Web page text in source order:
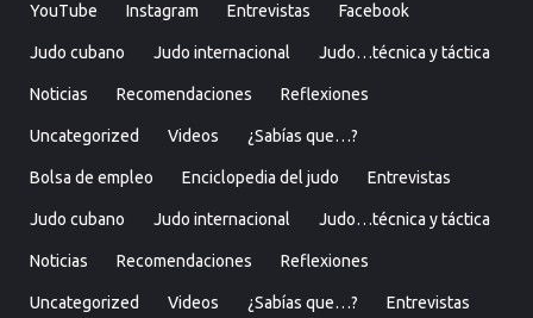
YouTube Instagram Entrevistas Facebook
Judo cubano Judo internacional Judo…técnica y táctica
Noticias Recomendaciones Reflexiones
Uncategorized Videos ¿Sabías que…?
Bolsa de empleo Enciclopedia del judo Entrevistas
Judo cubano Judo internacional Judo…técnica y táctica
Noticias Recomendaciones Reflexiones
Uncategorized Videos ¿Sabías que…? Entrevistas